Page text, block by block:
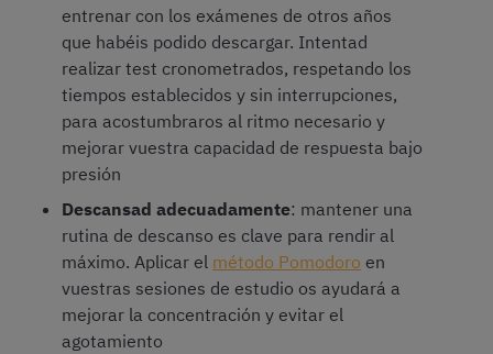
entrenar con los exámenes de otros años
que habéis podido descargar. Intentad
realizar test cronometrados, respetando los
tiempos establecidos y sin interrupciones,
para acostumbraros al ritmo necesario y
mejorar vuestra capacidad de respuesta bajo
presión
Descansad adecuadamente: mantener una
rutina de descanso es clave para rendir al
máximo. Aplicar el método Pomodoro en
vuestras sesiones de estudio os ayudará a
mejorar la concentración y evitar el
agotamiento